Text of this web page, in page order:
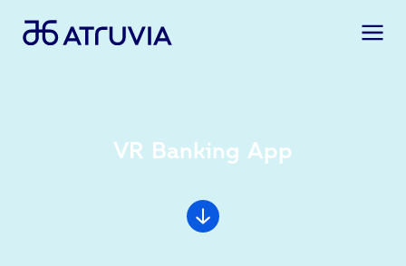
VR Banking App